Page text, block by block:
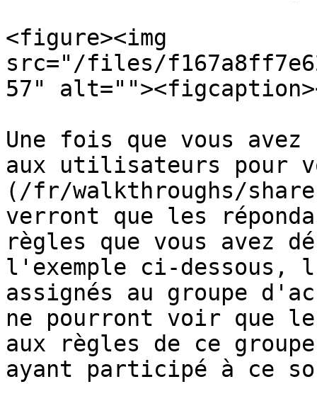
<figure><img
src="/files/
57"
Une fois que vous
aux utilisateurs pour
(/fr/walkthroughs/
verront que les
règles que vous avez
l'exemple
assignés au groupe
ne pourront voir que
aux règles de ce
ayant participé à ce